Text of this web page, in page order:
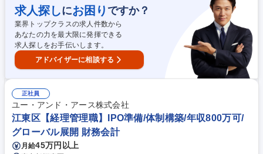
増加しています。これからの東宝の成長を会計の領域から支え、ともに歩
んでくれる仲間を募集いたします。 募集職種 【経理（連結決算業務）メ
ンバークラス】映画・アニメ・演劇のエンタメ企業
求人探しにお困り ですか？
業界トップクラスの求人件数から
あなたの力を最大限に発揮できる
求人探しをお手伝いします。
アドバイザーに相談する
正社員
ユー・アンド・アース株式会社
江東区【経理管理職】IPO準備/体制構築/年収800万可/
グローバル展開 財務会計
月給45万円以上